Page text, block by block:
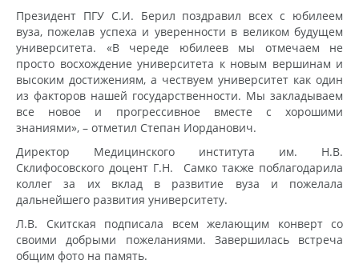
Президент ПГУ С.И. Берил поздравил всех с юбилеем
вуза, пожелав успеха и уверенности в великом будущем
университета. «В череде юбилеев мы отмечаем не
просто восхождение университета к новым вершинам и
высоким достижениям, а чествуем университет как один
из факторов нашей государственности. Мы закладываем
все новое и прогрессивное вместе с хорошими
знаниями», – отметил Степан Иорданович.
Директор Медицинского института им. Н.В.
Склифосовского доцент Г.Н. Самко также поблагодарила
коллег за их вклад в развитие вуза и пожелала
дальнейшего развития университету.
Л.В. Скитская подписала всем желающим конверт со
своими добрыми пожеланиями. Завершилась встреча
общим фото на память.